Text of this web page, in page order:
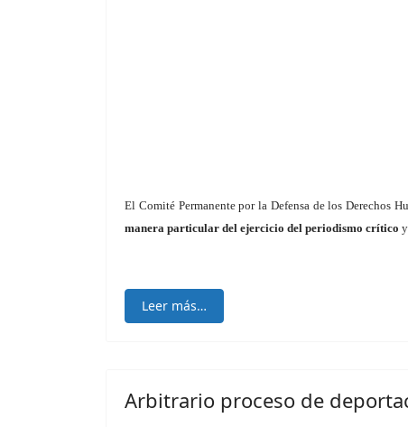
El Comité Permanente por la Defensa de los Derechos
manera particular del ejercicio del periodismo crítico
Leer más…
Arbitrario proceso de